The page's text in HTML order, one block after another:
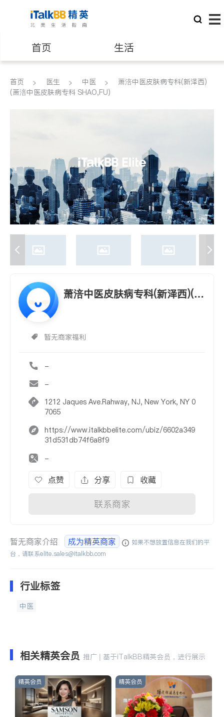
首页 生活
医生 律师
养老 非盈利组织
首页 医生 中医
萧涪中医皮肤病专科(新泽西)
(萧涪中医皮肤病专科 SHAO,FU)
萧涪中医皮肤病专科(新泽西)(萧
暂无商家福利
-
-
1212 Jaques Ave.Rahway, NJ, New York, NY 0
7065
https://www.italkbbelite.com/ubiz/6602a349
31d531db74f6a8f9
-
点赞 分享 收藏
联系商家
暂无商家介绍 成为精英商家
如果不想放置信息在我们的平
台，请联系elite.sales@italkbb.com
行业标签
中医
相关精英会员 推广 | 基于iTalkBB精英会员，进行展示
精英会员 精英会员